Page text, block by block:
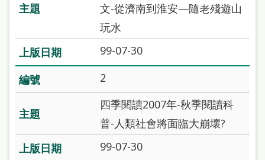
網
導
覽
閱
讀
兒
文-從濟南到淮安—隨老殘遊山
玩水
99-07-30
2
四季閱讀2007年-秋季閱讀科
普-人類社會將面臨大崩壞?
99-07-30